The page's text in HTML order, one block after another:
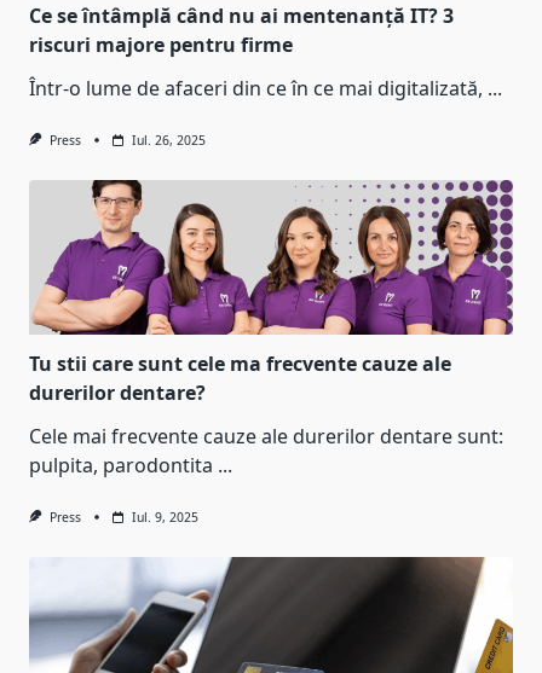
Ce se întâmplă când nu ai mentenanță IT? 3
riscuri majore pentru firme
Într-o lume de afaceri din ce în ce mai digitalizată, ...
Press Iul. 26, 2025
Tu stii care sunt cele ma frecvente cauze ale
durerilor dentare?
Cele mai frecvente cauze ale durerilor dentare sunt:
pulpita, parodontita ...
Press Iul. 9, 2025